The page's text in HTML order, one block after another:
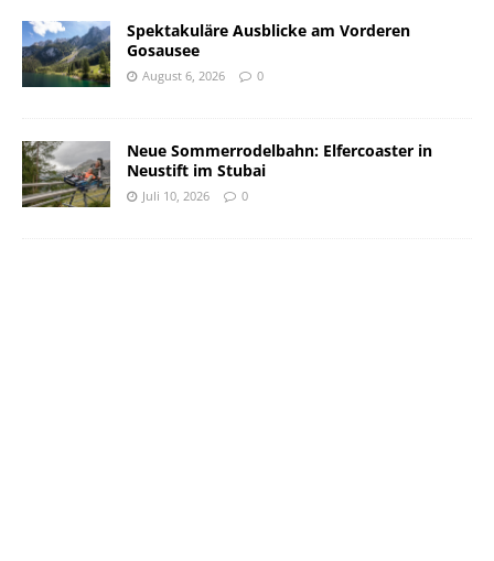
Spektakuläre Ausblicke am Vorderen
Gosausee
August 6, 2026 0
Neue Sommerrodelbahn: Elfercoaster in
Neustift im Stubai
Juli 10, 2026 0